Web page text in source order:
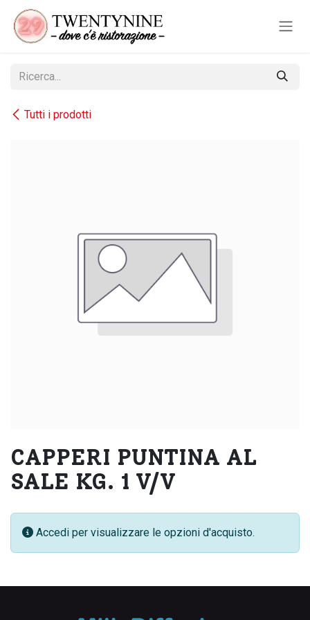
Passa al contenuto
Tutti i prodotti
CAPPERI PUNTINA AL
SALE KG. 1 V/V
Accedi per visualizzare le opzioni d'acquisto.